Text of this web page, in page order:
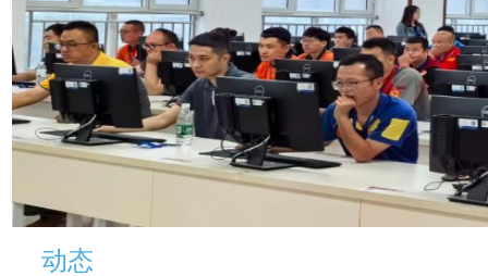
动态